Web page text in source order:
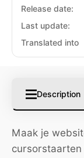
Release date:
Last update:
Translated into
Description
Maak je